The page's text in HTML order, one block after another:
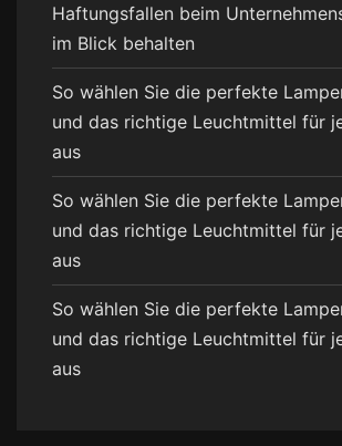
Haftungsfallen beim
im Blick behalten
So wählen Sie die perfekte
und das richtige Leuchtmittel für
aus
So wählen Sie die perfekte
und das richtige Leuchtmittel für
aus
So wählen Sie die perfekte
und das richtige Leuchtmittel für
aus